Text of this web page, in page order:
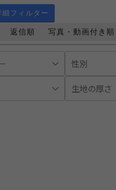
細フィルター
返信順 写真・動画付き順